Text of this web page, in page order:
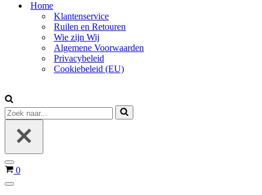
Home
Klantenservice
Ruilen en Retouren
Wie zijn Wij
Algemene Voorwaarden
Privacybeleid
Cookiebeleid (EU)
Zoek
naar...
Navigatie
Menu
Winkelwagen
0
Navigatie